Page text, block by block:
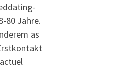
80 Jahre.
as